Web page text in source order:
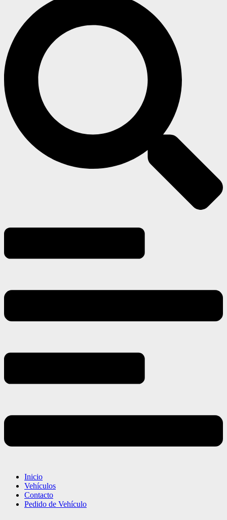
Inicio
Vehículos
Contacto
Pedido de Vehículo